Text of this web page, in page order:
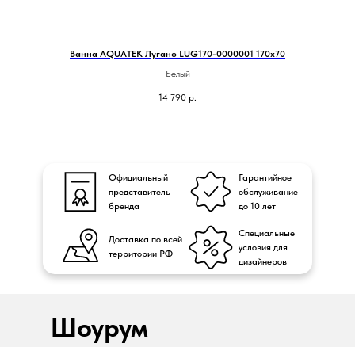
Ванна AQUATEK Лугано LUG170-0000001 170х70
Белый
14 790 р.
Официальный
представитель
бренда
Доставка по всей
территории РФ
Гарантийное
обслуживание
до 10 лет
Специальные
условия для
дизайнеров
Шоурум